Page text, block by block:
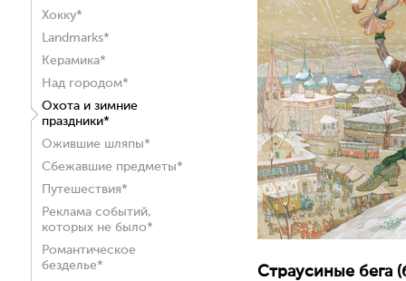
Хокку*
Landmarks*
Керамика*
Над городом*
Охота и зимние
праздники*
Ожившие шляпы*
Сбежавшие предметы*
Путешествия*
Реклама событий,
которых не было*
Романтическое
безделье*
Страусиные бега